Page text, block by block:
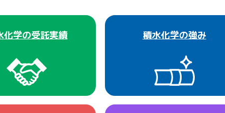
化学の受託実績 積水化学の強み